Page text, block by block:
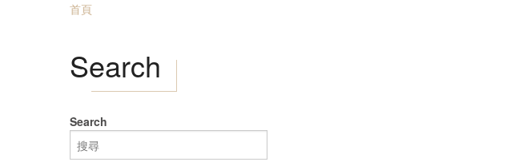
您在這裡
首頁
Search
Search